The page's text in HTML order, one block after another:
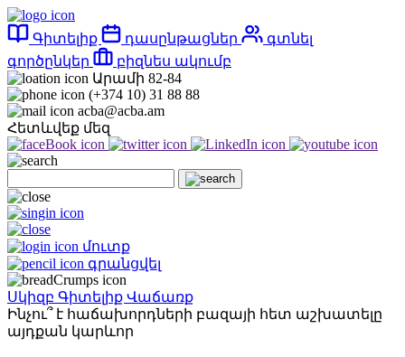
Գիտելիք դասընթացներ
գտնել
գործընկեր
բիզնես ակումբ
Արամի 82-84
(+374 10) 31 88 88
acba@acba.am
Հետևվեք մեզ
մուտք
գրանցվել
Սկիզբ Գիտելիք Վաճառք
Ինչու՞ է հաճախորդների բազայի հետ աշխատելը
այդքան կարևոր